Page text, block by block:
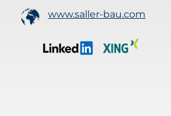
www.saller-bau.com